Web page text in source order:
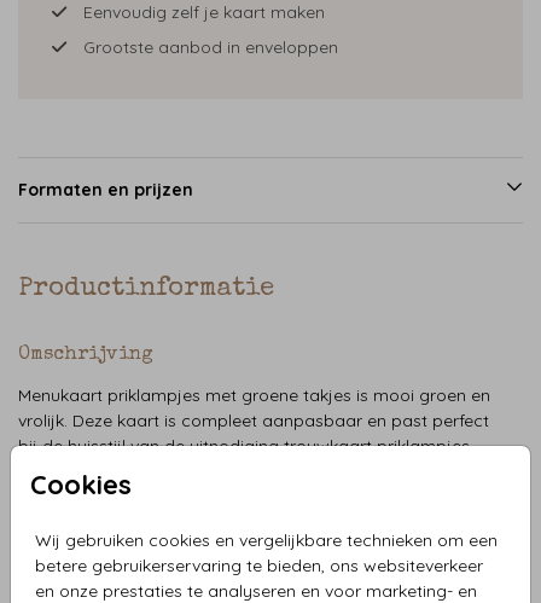
Cookies
Wij gebruiken cookies en vergelijkbare technieken om een
betere gebruikerservaring te bieden, ons websiteverkeer
en onze prestaties te analyseren en voor marketing- en
Eenvoudig zelf je kaart maken
Grootste aanbod in enveloppen
Formaten en prijzen
Productinformatie
Omschrijving
Menukaart priklampjes met groene takjes is mooi groen en
vrolijk. Deze kaart is compleet aanpasbaar en past perfect
bij de huisstijl van de uitnodiging trouwkaart priklampjes
met groene takjes en bruidspaar.
Collectie
Menu kaarten